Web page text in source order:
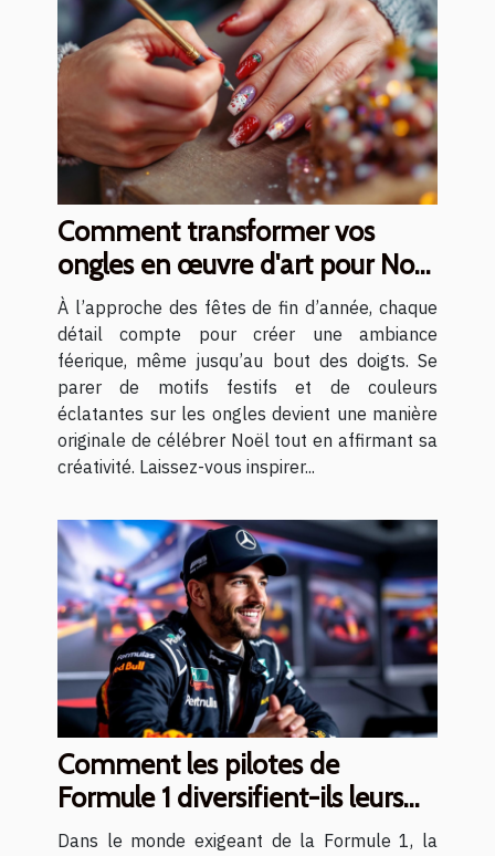
Comment transformer vos
ongles en œuvre d'art pour Noël
?
À l’approche des fêtes de fin d’année, chaque
détail compte pour créer une ambiance
féerique, même jusqu’au bout des doigts. Se
parer de motifs festifs et de couleurs
éclatantes sur les ongles devient une manière
originale de célébrer Noël tout en affirmant sa
créativité. Laissez-vous inspirer...
Comment les pilotes de
Formule 1 diversifient-ils leurs
carrières ?
Dans le monde exigeant de la Formule 1, la